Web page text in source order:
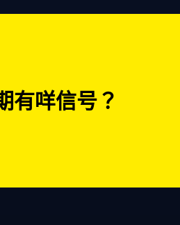
有咩信号？